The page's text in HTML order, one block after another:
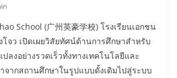
School (广州英豪学校) โรงเรียนเอกชน
จว เปิดเผยวิสัยทัศน์ด้านการศึกษาสำหรับ
ลงอย่างรวดเร็วทั้งทางเทคโนโลยีและ
ากสถานศึกษาในรูปแบบดั้งเดิมไปสู่ระบบ